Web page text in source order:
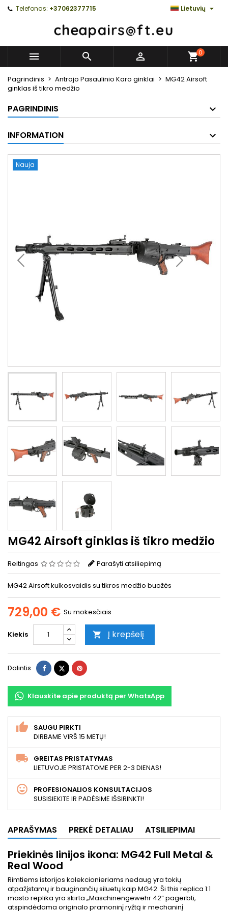
Telefonas: +37062377715 Lietuvių 
   0
Pagrindinis Antrojo Pasaulinio Karo ginklai
MG42 Airsoft
ginklas iš tikro medžio
PAGRINDINIS
INFORMATION
Nauja
MG42 Airsoft ginklas iš tikro medžio
Reitingas Parašyti atsiliepimą
MG42 Airsoft kulkosvaidis su tikros medžio buožės
729,00 € Su mokesčiais
Kiekis  Į krepšelį
Dalintis DalintisTwitterPinterest
Klauskite apie produktą per WhatsApp
SAUGU PIRKTI
DIRBAME VIRŠ 15 METŲ!
GREITAS PRISTATYMAS
LIETUVOJE PRISTATOME PER 2-3 DIENAS!
PROFESIONALIOS KONSULTACIJOS
SUSISIEKITE IR PADĖSIME IŠSIRINKTI!
APRAŠYMAS PREKĖ DETALIAU ATSILIEPIMAI
Priekinės linijos ikona: MG42 Full Metal &
Real Wood
Rimtiems istorijos kolekcionieriams nedaug yra tokių
atpažįstamų ir bauginančių siluetų kaip MG42. Ši this replica 1:1
masto replika yra skirta „Maschinengewehr 42“ pagerbti,
atspindėdama originalo pramoninį ryžtą ir mechaninį